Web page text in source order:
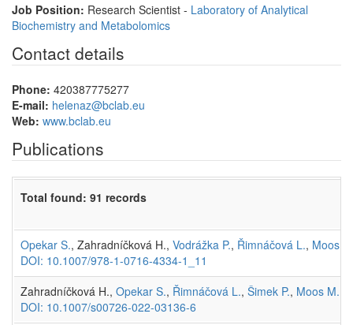
Job Position: Research Scientist - Laboratory of Analytical
Biochemistry and Metabolomics
Contact details
Phone: 420387775277
E-mail: helenaz@bclab.eu
Web: www.bclab.eu
Publications
Total found: 91 records
Opekar S., Zahradníčková H., Vodrážka P., Řimnáčová L., Moos
DOI: 10.1007/978-1-0716-4334-1_11
Zahradníčková H., Opekar S., Řimnáčová L., Šimek P., Moos M.
DOI: 10.1007/s00726-022-03136-6